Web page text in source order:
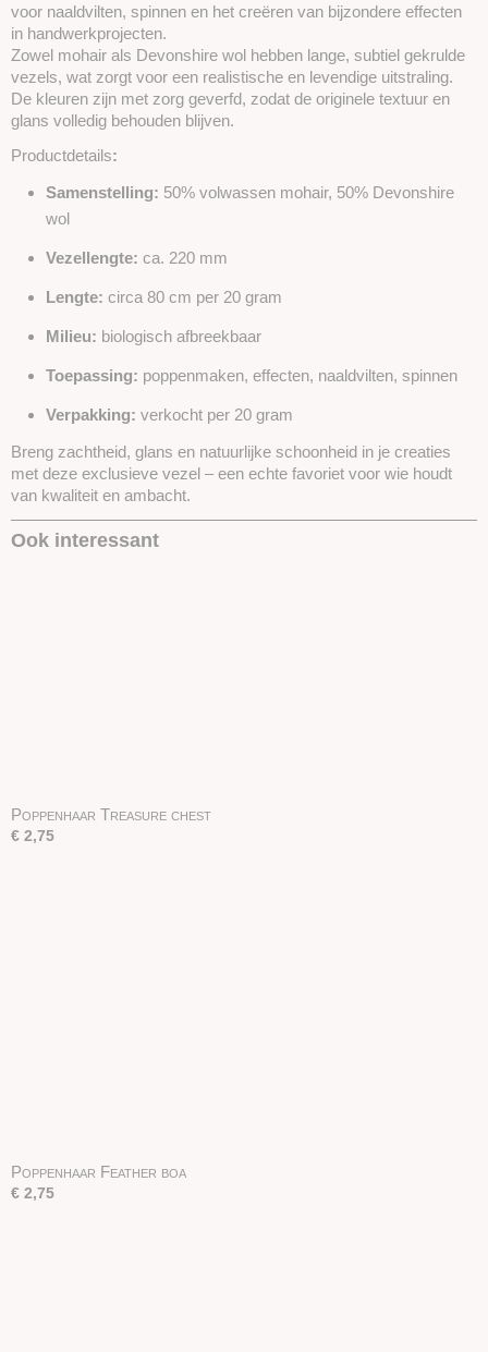
voor naaldvilten, spinnen en het creëren van bijzondere effecten
in handwerkprojecten.
Zowel mohair als Devonshire wol hebben lange, subtiel gekrulde
vezels, wat zorgt voor een realistische en levendige uitstraling.
De kleuren zijn met zorg geverfd, zodat de originele textuur en
glans volledig behouden blijven.
Productdetails:
Samenstelling: 50% volwassen mohair, 50% Devonshire
wol
Vezellengte: ca. 220 mm
Lengte: circa 80 cm per 20 gram
Milieu: biologisch afbreekbaar
Toepassing: poppenmaken, effecten, naaldvilten, spinnen
Verpakking: verkocht per 20 gram
Breng zachtheid, glans en natuurlijke schoonheid in je creaties
met deze exclusieve vezel – een echte favoriet voor wie houdt
van kwaliteit en ambacht.
Ook interessant
Poppenhaar Treasure chest
€ 2,75
Poppenhaar Feather boa
€ 2,75